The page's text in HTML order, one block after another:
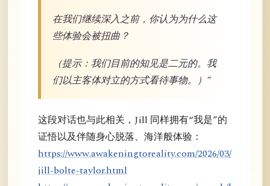
在我们继续深入之前，你认为为什么这
些体验会被扭曲？
（提示：我们目前的知见是二元的。我
们以主客体对立的方式看待事物。）”
这段对话也与此相关，Jill 同样拥有“我是”的
证悟以及伴随身心脱落、海洋般体验：
https://www.awakeningtoreality.com/2026/03/
jill-bolte-taylor.html